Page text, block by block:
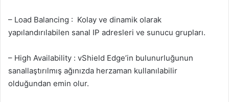
– Load Balancing : Kolay ve dinamik olarak
yapılandırılabilen sanal IP adresleri ve sunucu grupları.
– High Availability : vShield Edge’in bulunurluğunun
sanallaştırılmış ağınızda herzaman kullanılabilir
olduğundan emin olur.